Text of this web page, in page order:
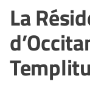
La